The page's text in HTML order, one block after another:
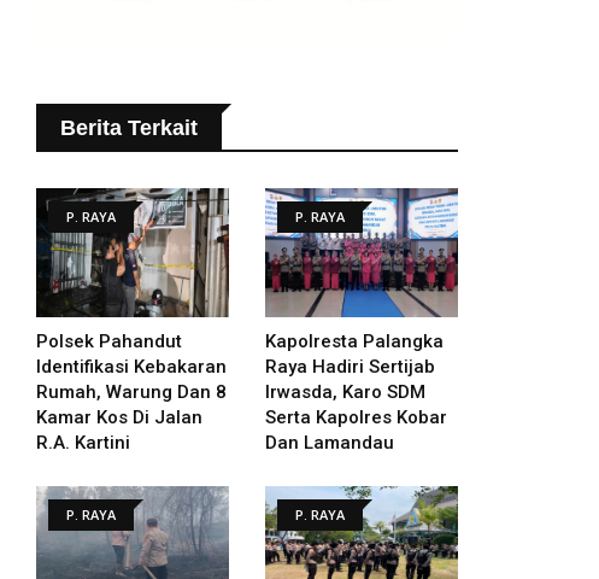
Berita Terkait
P. RAYA
Polsek Pahandut
Identifikasi Kebakaran
Rumah, Warung Dan 8
Kamar Kos Di Jalan
R.A. Kartini
P. RAYA
Kapolresta Palangka
Raya Hadiri Sertijab
Irwasda, Karo SDM
Serta Kapolres Kobar
Dan Lamandau
P. RAYA P. RAYA